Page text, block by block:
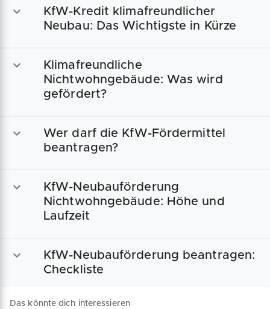
KfW-Kredit klimafreundlicher
Neubau: Das Wichtigste in Kürze
Klimafreundliche
Nichtwohngebäude: Was wird
gefördert?
Wer darf die KfW-Fördermittel
beantragen?
KfW-Neubauförderung
Nichtwohngebäude: Höhe und
Laufzeit
KfW-Neubauförderung beantragen:
Checkliste
Das könnte dich interessieren